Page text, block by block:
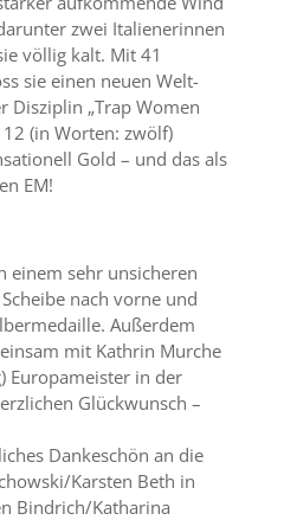
zwei Italienerinnen
völlig kalt. Mit 41
sie einen neuen Welt-
Disziplin „Trap Women
(in Worten: zwölf)
Gold – und das als
EM!
einem sehr unsicheren
nach vorne und
Außerdem
mit Kathrin Murche
Europameister in der
Glückwunsch –
Dankeschön an die
Karsten Beth in
Bindrich/Katharina